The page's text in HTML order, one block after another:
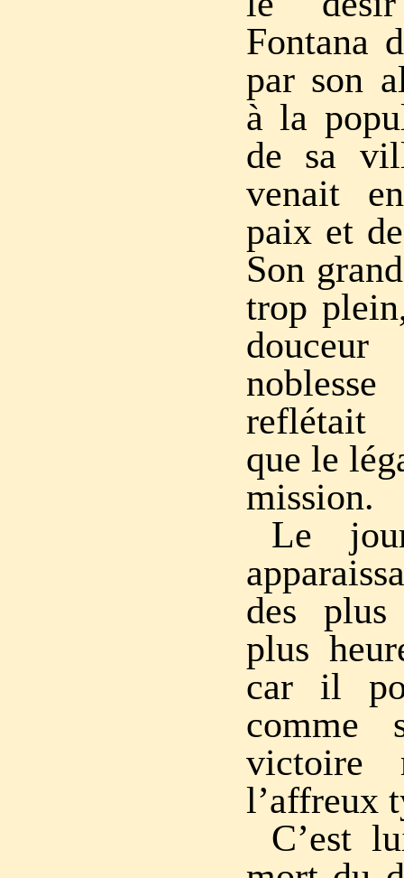
Fontana
par son
à la
de sa
venait
paix et
Son
trop
reflétait
que le
mission.
Le
des
plus
car il
comme
victoire
l’affreux
C’est